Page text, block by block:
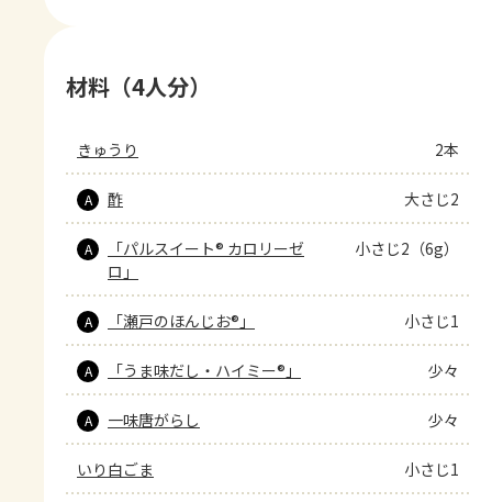
材料（4人分）
きゅうり 2本
A 酢 大さじ2
A
「パルスイート® カロリーゼ
ロ」
小さじ2（6g）
A 「瀬戸のほんじお®」 小さじ1
A 「うま味だし・ハイミー®」 少々
A 一味唐がらし 少々
いり白ごま 小さじ1